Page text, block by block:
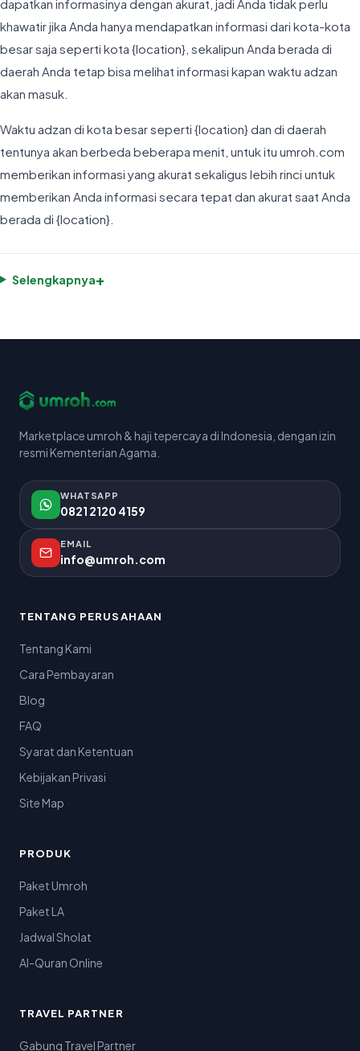
dapatkan informasinya dengan akurat, jadi Anda tidak perlu
khawatir jika Anda hanya mendapatkan informasi dari kota-kota
besar saja seperti kota {location}, sekalipun Anda berada di
daerah Anda tetap bisa melihat informasi kapan waktu adzan
akan masuk.
Waktu adzan di kota besar seperti {location} dan di daerah
tentunya akan berbeda beberapa menit, untuk itu umroh.com
memberikan informasi yang akurat sekaligus lebih rinci untuk
memberikan Anda informasi secara tepat dan akurat saat Anda
berada di {location}.
Selengkapnya+
Marketplace umroh & haji tepercaya di Indonesia, dengan izin
resmi Kementerian Agama.
WHATSAPP
0821 2120 4159
EMAIL
info@umroh.com
TENTANG PERUSAHAAN
Tentang Kami
Cara Pembayaran
Blog
FAQ
Syarat dan Ketentuan
Kebijakan Privasi
Site Map
PRODUK
Paket Umroh
Paket LA
Jadwal Sholat
Al-Quran Online
TRAVEL PARTNER
Gabung Travel Partner